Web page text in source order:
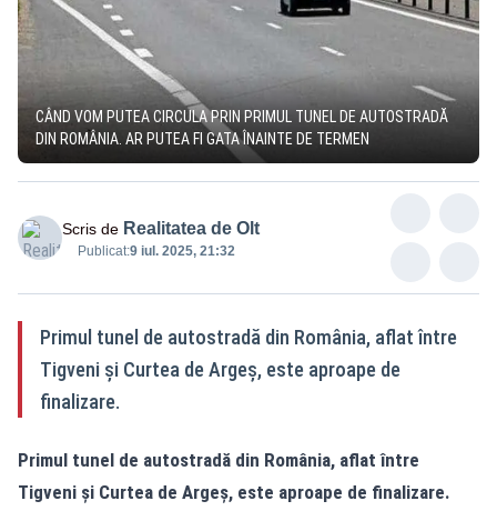
CÂND VOM PUTEA CIRCULA PRIN PRIMUL TUNEL DE AUTOSTRADĂ
DIN ROMÂNIA. AR PUTEA FI GATA ÎNAINTE DE TERMEN
Scris de Realitatea de Olt
Publicat:9 iul. 2025, 21:32
Primul tunel de autostradă din România, aflat între
Tigveni și Curtea de Argeș, este aproape de
finalizare.
Primul tunel de autostradă din România, aflat între
Tigveni și Curtea de Argeș, este aproape de finalizare.